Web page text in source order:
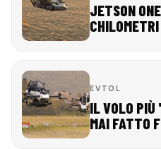
JETSON
EVTOL
IL VOLO
MAI FATTO